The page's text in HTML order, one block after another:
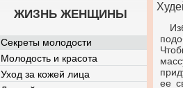
ее
ЖИЗНЬ ЖЕНЩИНЫ
Секреты молодости
Молодость и красота
Уход за кожей лица